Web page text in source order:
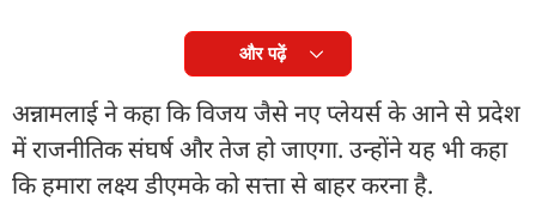
और पढ़ें
अन्नामलाई ने कहा कि विजय जैसे नए प्लेयर्स के आने से प्रदेश
में राजनीतिक संघर्ष और तेज हो जाएगा. उन्होंने यह भी कहा
कि हमारा लक्ष्य डीएमके को सत्ता से बाहर करना है.